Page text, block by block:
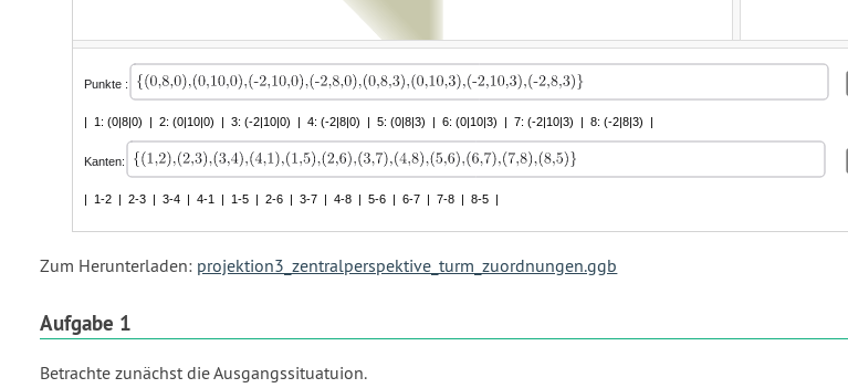
Zum Herunterladen: projektion3_zentralperspektive_turm_zuordnungen.ggb
Aufgabe 1
Betrachte zunächst die Ausgangssituatuion.